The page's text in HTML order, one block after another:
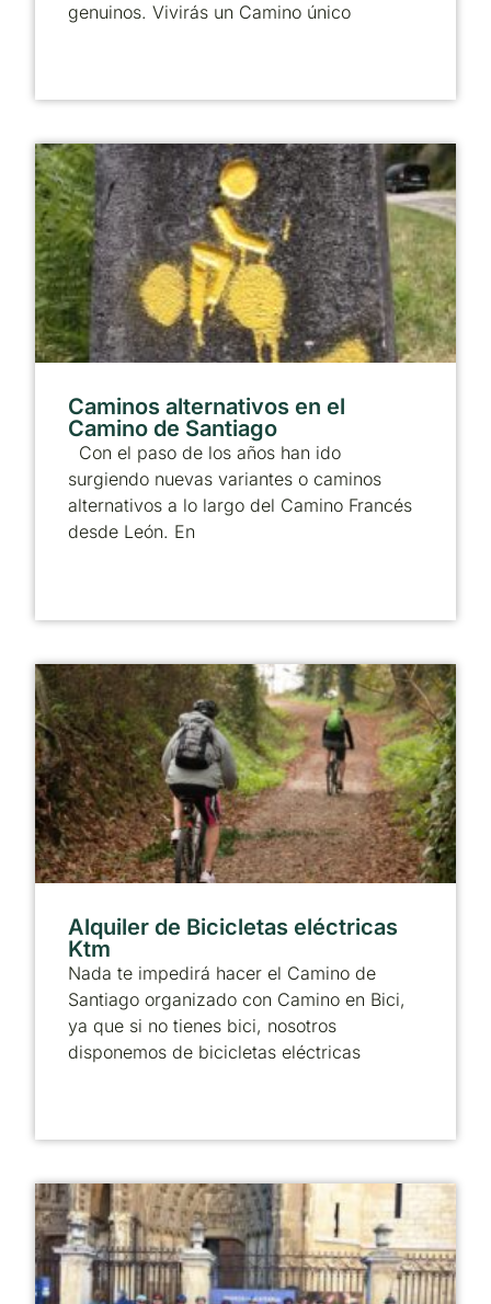
genuinos. Vivirás un Camino único
Caminos alternativos en el
Camino de Santiago
Con el paso de los años han ido
surgiendo nuevas variantes o caminos
alternativos a lo largo del Camino Francés
desde León. En
Alquiler de Bicicletas eléctricas
Ktm
Nada te impedirá hacer el Camino de
Santiago organizado con Camino en Bici,
ya que si no tienes bici, nosotros
disponemos de bicicletas eléctricas